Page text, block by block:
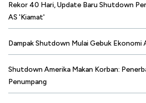
Rekor 40 Hari, Update Baru Shutdown
AS 'Kiamat'
Dampak Shutdown Mulai Gebuk Ekonomi
Shutdown Amerika Makan Korban:
Penumpang